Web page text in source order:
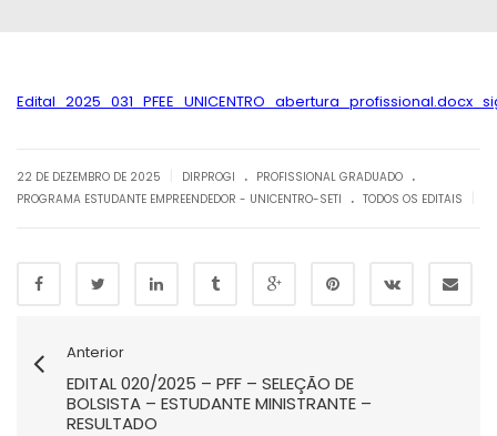
22 DE DEZEMBRO DE 2025 DIRPROGI . PROFISSIONAL GRADUADO .
PROGRAMA ESTUDANTE EMPREENDEDOR - UNICENTRO-SETI . TODOS OS EDITAIS
Anterior
EDITAL 020/2025 – PFF – SELEÇÃO DE
BOLSISTA – ESTUDANTE MINISTRANTE –
RESULTADO